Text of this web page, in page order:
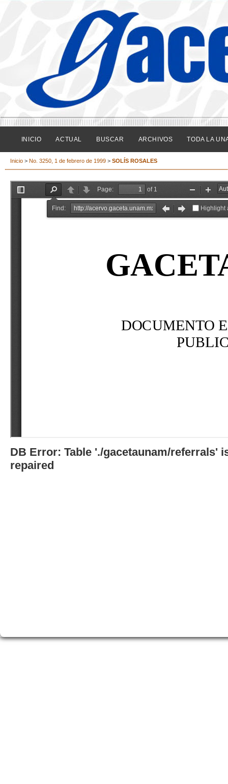
INICIO ACTUAL BUSCAR ARCHIVOS TODA LA
Inicio > No. 3250, 1 de febrero de 1999 > SOLÍS ROSALES
DB Error: Table './gacetaunam/referrals'
repaired